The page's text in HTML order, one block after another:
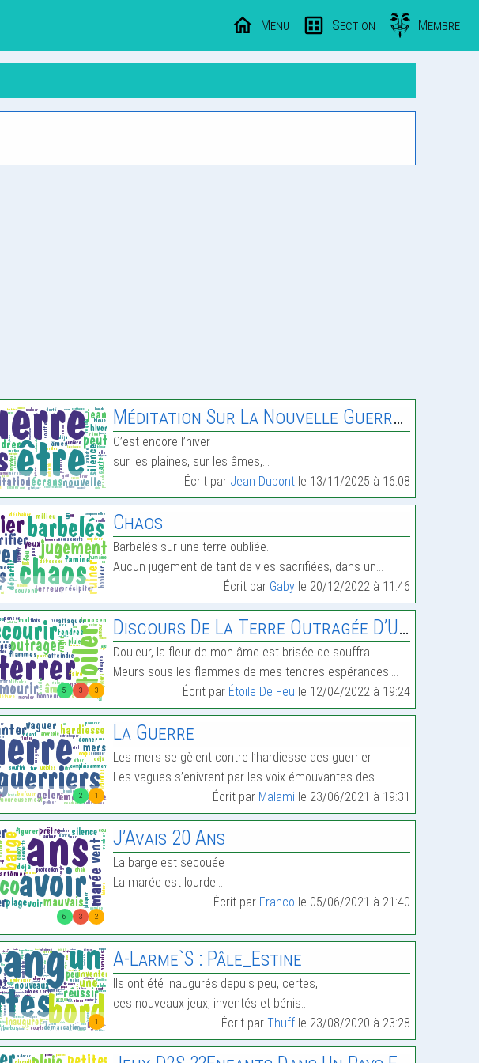
Menu Section Membre
Méditation Sur La Nouvelle Guerre De Trente Ans
C’est encore l’hiver —
sur les plaines, sur les âmes,…
Écrit par Jean Dupont le 13/11/2025 à 16:08
Chaos
Barbelés sur une terre oubliée.
Aucun jugement de tant de vies sacrifiées, dans un…
Écrit par Gaby le 20/12/2022 à 11:46
5 3 3
Discours De La Terre Outragée D’Ukraine
Douleur, la fleur de mon âme est brisée de souffra
Meurs sous les flammes de mes tendres espérances.…
Écrit par Étoile De Feu le 12/04/2022 à 19:24
2 1
La Guerre
Les mers se gèlent contre l’hardiesse des guerrier
Les vagues s’enivrent par les voix émouvantes des …
Écrit par Malami le 23/06/2021 à 19:31
6 3 2
J’Avais 20 Ans
La barge est secouée
La marée est lourde…
Écrit par Franco le 05/06/2021 à 21:40
1
A-Larme`s : Pâle_Estine
Ils ont été inaugurés depuis peu, certes,
ces nouveaux jeux, inventés et bénis…
Écrit parThuff le 23/08/2020 à 23:28